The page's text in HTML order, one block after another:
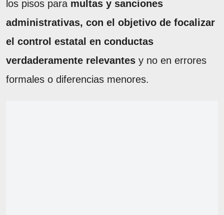
los pisos para multas y sanciones
administrativas, con el objetivo de focalizar
el control estatal en conductas
verdaderamente relevantes y no en errores
formales o diferencias menores.